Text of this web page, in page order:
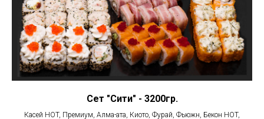
Сет "Сити" - 3200гр.
Касей HOT, Премиум, Алма-ата, Киото, Фурай, Фьюжн, Бекон HOT,